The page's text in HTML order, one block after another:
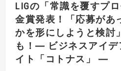
LIGの「常識を覆すプ
金賞発表！
「応募が
かを形にしようと検討
も！― ビジネスアイデ
イト「コトナス」 ―